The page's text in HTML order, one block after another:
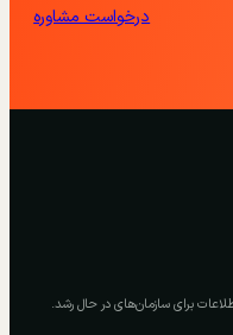
درخواست مشاوره
برای سازمان‌های در حال رشد.